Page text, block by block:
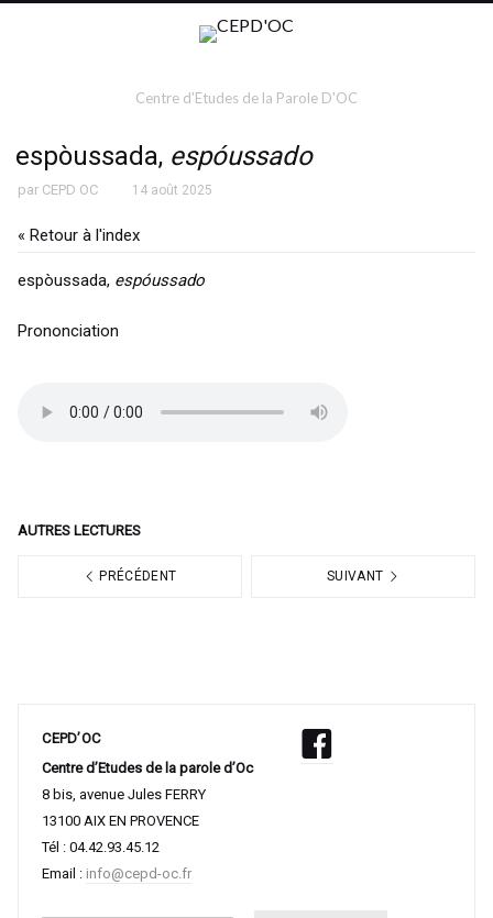
Centre d'Etudes de la Parole D'OC
espòussada, espóussado
par CEPD OC 14 août 2025
« Retour à l'index
espòussada, espóussado
Prononciation
AUTRES LECTURES
PRÉCÉDENT SUIVANT
CEPD’OC
Centre d’Etudes de la parole d’Oc
8 bis, avenue Jules FERRY
13100 AIX EN PROVENCE
Tél : 04.42.93.45.12
Email : info@cepd-oc.fr